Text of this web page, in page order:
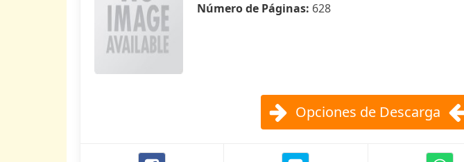
Número de Páginas: 628
Opciones de Descarga